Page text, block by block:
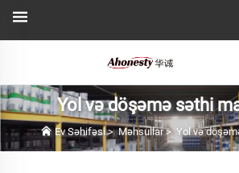
Yol və döşəmə səthi
Ev Səhifəsi>Məhsullar>Yol və